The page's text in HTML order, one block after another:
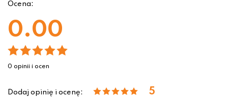
Ocena:
0.00
0 opinii i ocen
Dodaj opinię i ocenę: 5